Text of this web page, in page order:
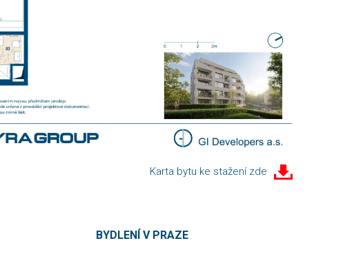
Karta bytu ke stažení zde
BYDLENÍ V PRAZE